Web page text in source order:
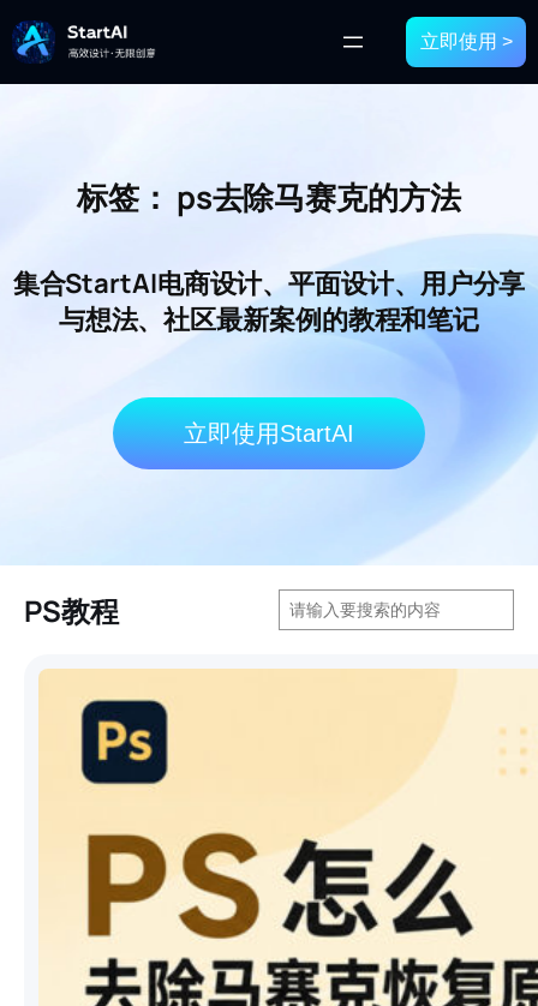
立即使用 >
标签： ps去除马赛克的方法
集合StartAI电商设计、平面设计、用户分享
与想法、社区最新案例的教程和笔记
立即使用StartAI
PS教程
搜
索